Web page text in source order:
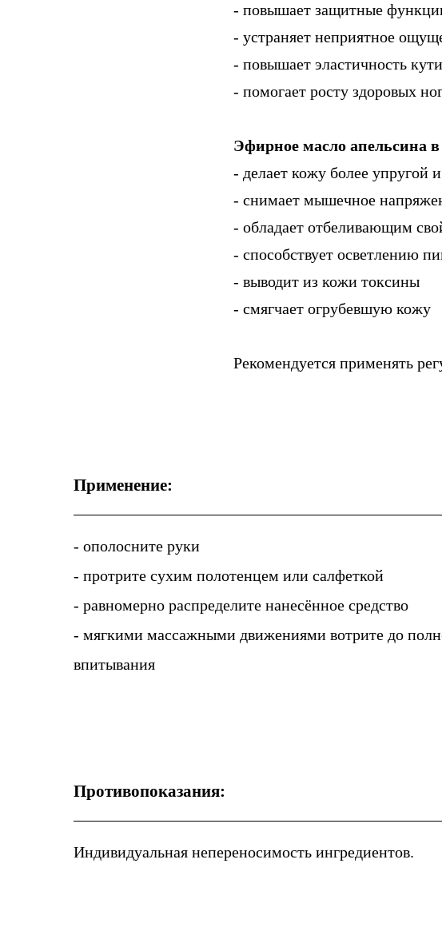
- повышает защитные
- устраняет неприятное
- повышает эластичность
- помогает росту здоровых
Эфирное масло апельсина в
- делает кожу более упругой
- снимает мышечное
- обладает отбеливающим
- способствует осветлению
- выводит из кожи токсины
- смягчает огрубевшую кожу
Рекомендуется применять
Применение:
- ополосните руки
- протрите сухим полотенцем или салфеткой
- равномерно распределите нанесённое средство
- мягкими массажными движениями вотрите до
впитывания
Противопоказания:
Индивидуальная непереносимость ингредиентов.